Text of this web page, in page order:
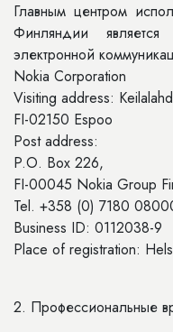
Главным центром
Финляндии
электронной
Nokia Corporation
Visiting address:
FI-02150 Espoo
Post address:
P.O. Box 226,
FI-00045 Nokia Group
Tel. +358 (0) 7180
Business ID: 0112038-9
Place of registration:
2. Профессиональные